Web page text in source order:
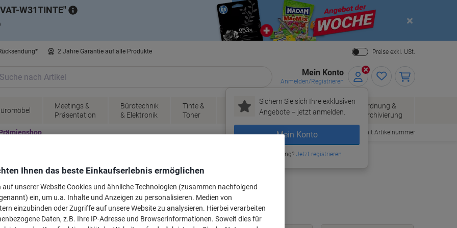
VAT-W31TINTE
Close
2 Jahre Garantie auf alle Produkte Preise exkl. USt.
Mein Konto
Anmelden/Registrieren
Sichern Sie sich Ihre exklusiven
Angebote – jetzt anmelden.
Mein Konto
Neu bei Viking?Jetzt registrieren
Meetings &
Präsentation
Bürotechnik
& Elektronik
Tinte &
Toner
Papier, Versand
& Pakete
Bürobedarf
Ordnung &
Archivierung
Bestellen mit Artikelnummer
Ihnen das beste Einkaufserlebnis ermöglichen
auf unserer Website Cookies und ähnliche Technologien (zusammen nachfolgend
ein, um u.a. Inhalte und Anzeigen zu personalisieren. Medien von
einzubinden oder Zugriffe auf unsere Website zu analysieren. Hierbei verarbeiten
Daten, z.B. Ihre IP-Adresse und Browserinformationen. Soweit dies für